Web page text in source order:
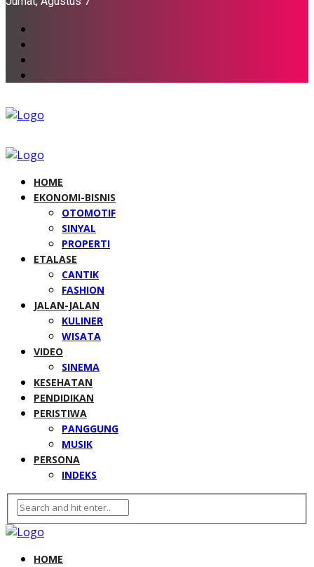
HOME
EKONOMI-BISNIS
OTOMOTIF
SINYAL
PROPERTI
ETALASE
CANTIK
FASHION
JALAN-JALAN
KULINER
WISATA
VIDEO
SINEMA
KESEHATAN
PENDIDIKAN
PERISTIWA
PANGGUNG
MUSIK
PERSONA
INDEKS
HOME